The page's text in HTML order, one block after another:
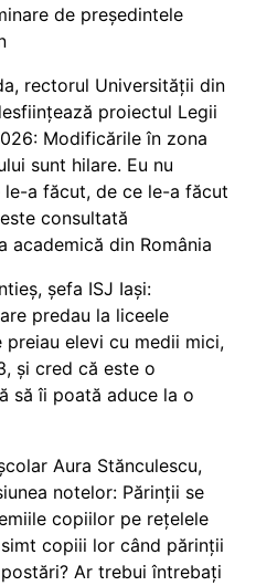
de președintele
rectorul Universității din
proiectul Legii
Modificările în zona
sunt hilare. Eu nu
le-a făcut, de ce le-a făcut
consultată
academică din România
șefa ISJ Iași:
predau la liceele
preiau elevi cu medii mici,
și cred că este o
să îi poată aduce la o
Aura Stănculescu,
notelor: Părinții se
copiilor pe rețelele
copiii lor când părinții
Ar trebui întrebați